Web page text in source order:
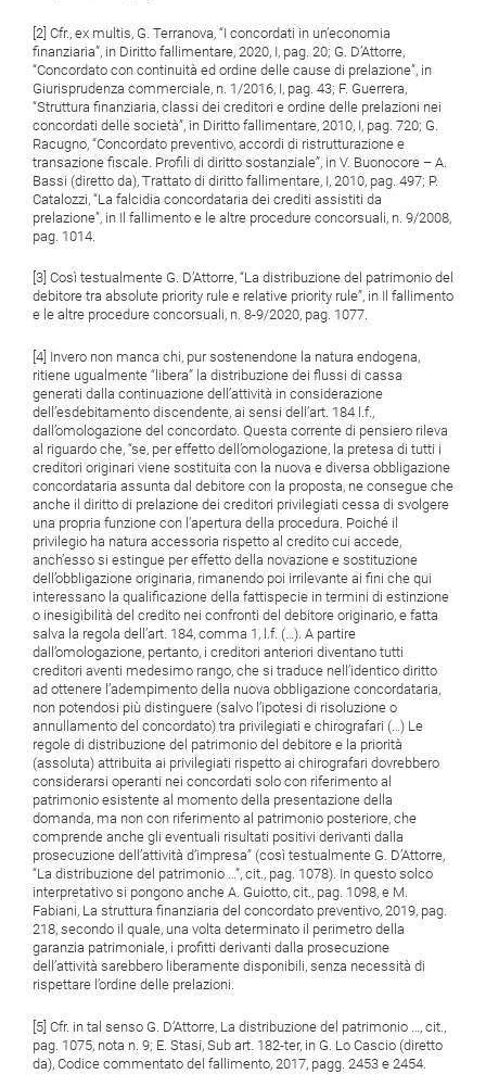
[2] Cfr., ex multis, G. Terranova, “I concordati in un’economia
finanziaria”, in Diritto fallimentare, 2020, I, pag. 20; G. D’Attorre,
“Concordato con continuità ed ordine delle cause di prelazione”, in
Giurisprudenza commerciale, n. 1/2016, I, pag. 43; F. Guerrera,
“Struttura finanziaria, classi dei creditori e ordine delle prelazioni nei
concordati delle società”, in Diritto fallimentare, 2010, I, pag. 720; G.
Racugno, “Concordato preventivo, accordi di ristrutturazione e
transazione fiscale. Profili di diritto sostanziale”, in V. Buonocore – A.
Bassi (diretto da), Trattato di diritto fallimentare, I, 2010, pag. 497; P.
Catalozzi, “La falcidia concordataria dei crediti assistiti da
prelazione”, in Il fallimento e le altre procedure concorsuali, n. 9/2008,
pag. 1014.
[3] Così testualmente G. D’Attorre, “La distribuzione del patrimonio del
debitore tra absolute priority rule e relative priority rule”, in Il fallimento
e le altre procedure concorsuali, n. 8-9/2020, pag. 1077.
[4] Invero non manca chi, pur sostenendone la natura endogena,
ritiene ugualmente “libera” la distribuzione dei flussi di cassa
generati dalla continuazione dell’attività in considerazione
dell’esdebitamento discendente, ai sensi dell’art. 184 l.f.,
dall’omologazione del concordato. Questa corrente di pensiero rileva
al riguardo che, “se, per effetto dell’omologazione, la pretesa di tutti i
creditori originari viene sostituita con la nuova e diversa obbligazione
concordataria assunta dal debitore con la proposta, ne consegue che
anche il diritto di prelazione dei creditori privilegiati cessa di svolgere
una propria funzione con l’apertura della procedura. Poiché il
privilegio ha natura accessoria rispetto al credito cui accede,
anch’esso si estingue per effetto della novazione e sostituzione
dell’obbligazione originaria, rimanendo poi irrilevante ai fini che qui
interessano la qualificazione della fattispecie in termini di estinzione
o inesigibilità del credito nei confronti del debitore originario, e fatta
salva la regola dell’art. 184, comma 1, l.f. (…). A partire
dall’omologazione, pertanto, i creditori anteriori diventano tutti
creditori aventi medesimo rango, che si traduce nell’identico diritto
ad ottenere l’adempimento della nuova obbligazione concordataria,
non potendosi più distinguere (salvo l’ipotesi di risoluzione o
annullamento del concordato) tra privilegiati e chirografari (…) Le
regole di distribuzione del patrimonio del debitore e la priorità
(assoluta) attribuita ai privilegiati rispetto ai chirografari dovrebbero
considerarsi operanti nei concordati solo con riferimento al
patrimonio esistente al momento della presentazione della
domanda, ma non con riferimento al patrimonio posteriore, che
comprende anche gli eventuali risultati positivi derivanti dalla
prosecuzione dell’attività d’impresa” (così testualmente G. D’Attorre,
“La distribuzione del patrimonio …”, cit., pag. 1078). In questo solco
interpretativo si pongono anche A. Guiotto, cit., pag. 1098, e M.
Fabiani, La struttura finanziaria del concordato preventivo, 2019, pag.
218, secondo il quale, una volta determinato il perimetro della
garanzia patrimoniale, i profitti derivanti dalla prosecuzione
dell’attività sarebbero liberamente disponibili, senza necessità di
rispettare l’ordine delle prelazioni.
[5] Cfr. in tal senso G. D’Attorre, La distribuzione del patrimonio …, cit.,
pag. 1075, nota n. 9; E. Stasi, Sub art. 182-ter, in G. Lo Cascio (diretto
da), Codice commentato del fallimento, 2017, pagg. 2453 e 2454.